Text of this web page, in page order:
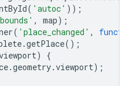
,
( 'autoc' ));
, map);
( 'place_changed' ,
.getPlace();
)
{
.geometry.viewport);